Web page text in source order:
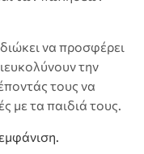
να προσφέρει
την
τους να
με τα παιδιά τους.